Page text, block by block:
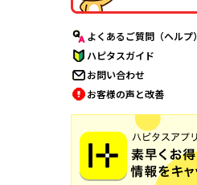
よくあるご質問（ヘルプ）
ハピタスガイド
お問い合わせ
お客様の声と改善